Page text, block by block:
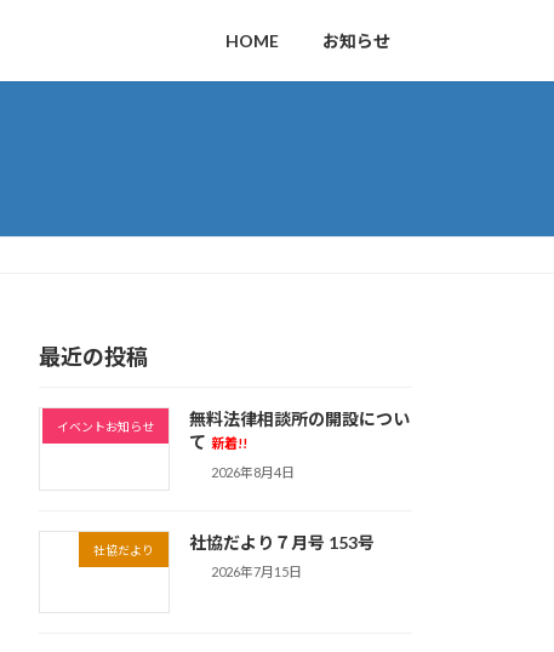
HOME お知らせ
最近の投稿
イベントお知らせ
無料法律相談所の開設につい
て 新着!!
2026年8月4日
社協だより 社協だより７月号 153号
2026年7月15日